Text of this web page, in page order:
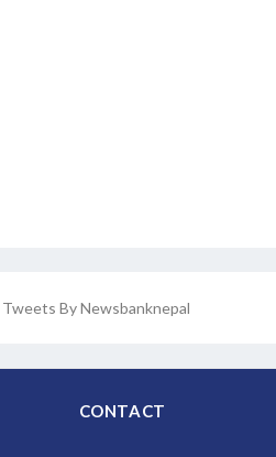
Tweets By Newsbanknepal
CONTACT